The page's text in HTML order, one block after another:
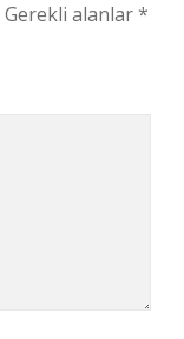
Gerekli alanlar*